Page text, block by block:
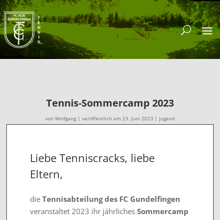
Tennis-Sommercamp 2023
von Wolfgang| veröffentlich am 23. Juni 2023 | Jugend
Liebe Tenniscracks, liebe
Eltern,
die Tennisabteilung des FC Gundelfingen
veranstaltet 2023 ihr jährliches Sommercamp